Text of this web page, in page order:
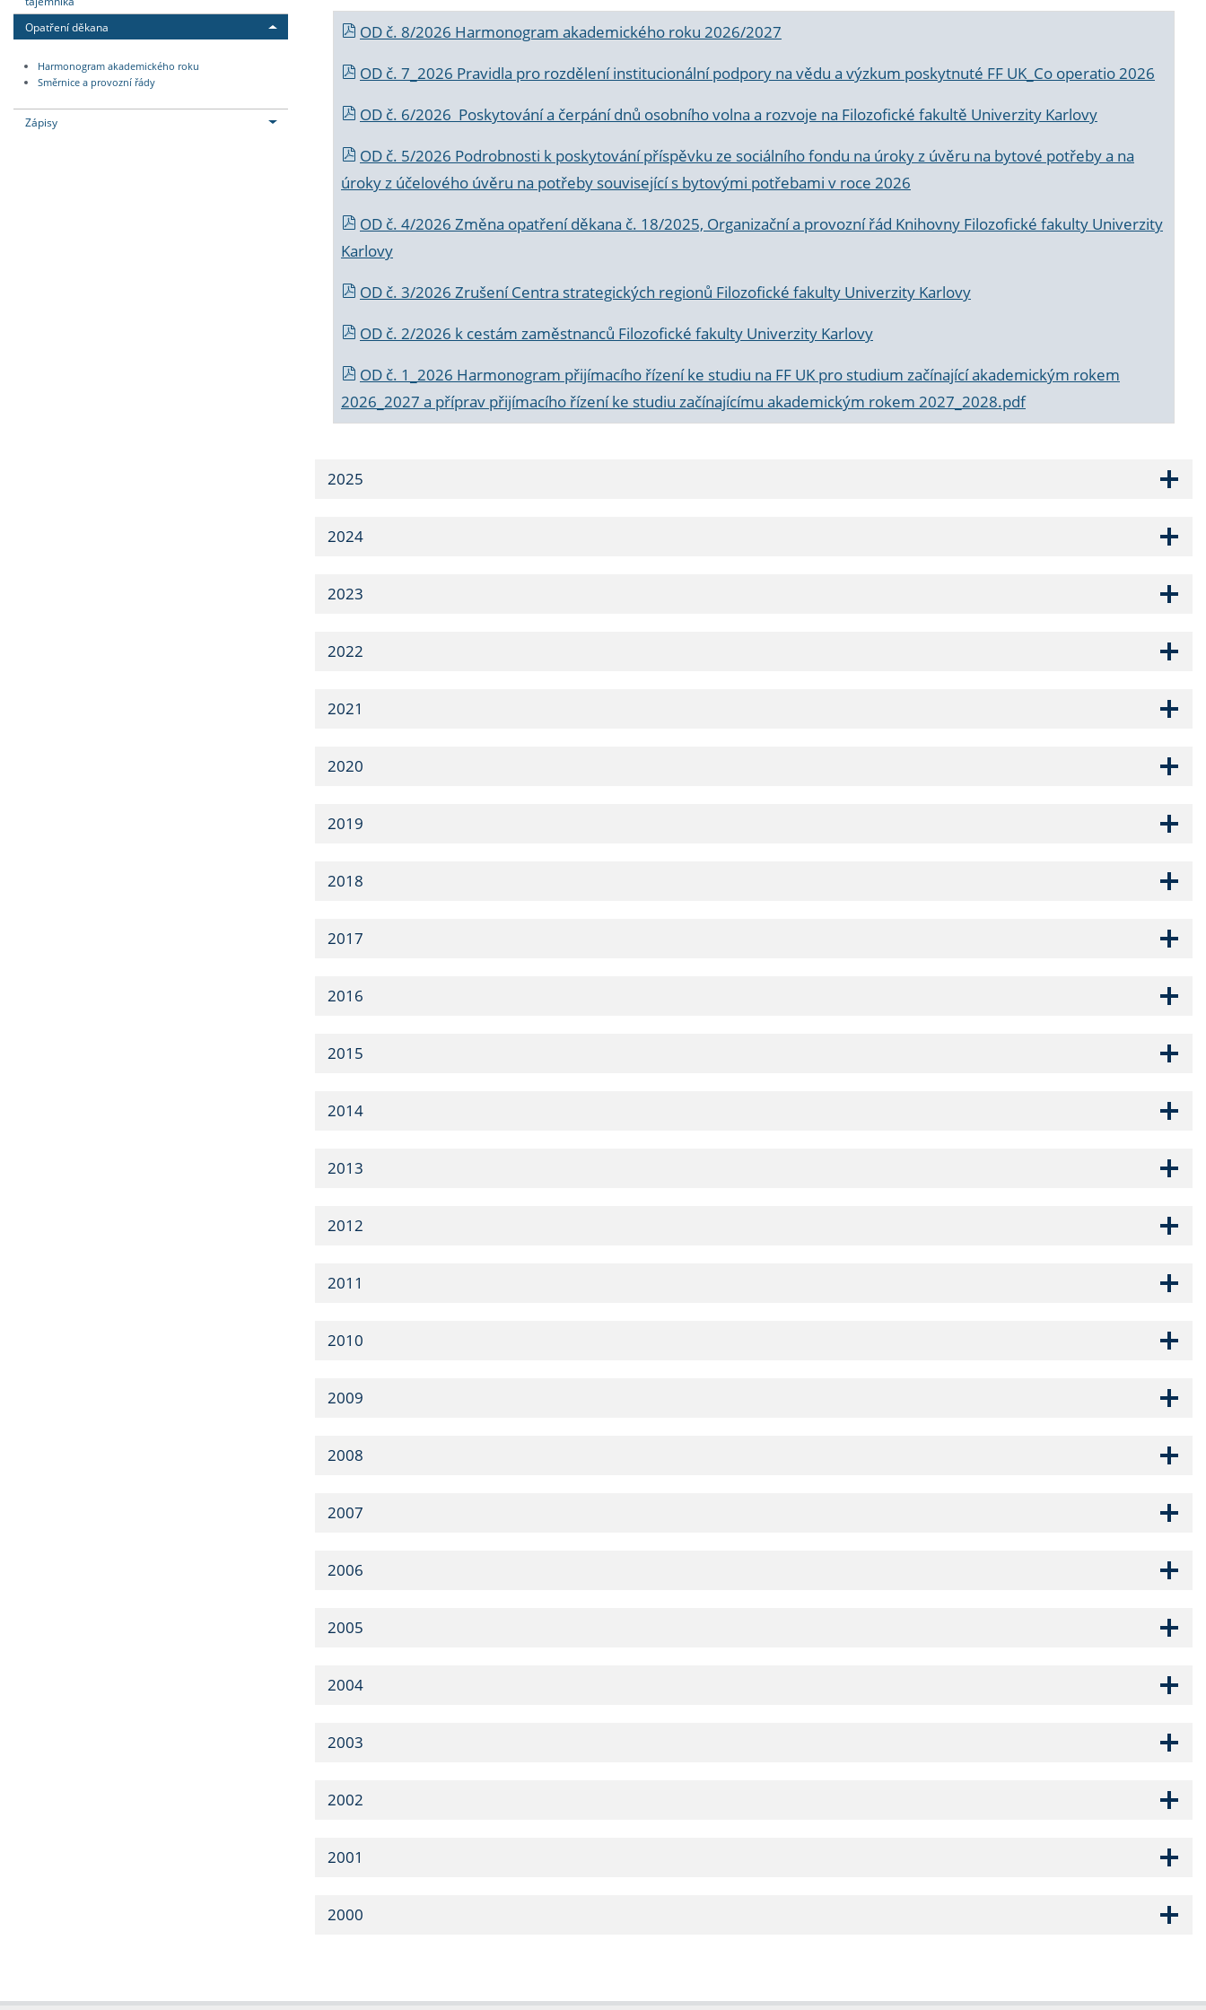
Opatření děkana
Harmonogram akademického roku
Směrnice a provozní řády
Zápisy
OD č. 8/2026 Harmonogram akademického roku 2026/2027
OD č. 7_2026 Pravidla pro rozdělení institucionální podpory na vědu a výzkum poskytnuté FF UK_Co operatio 2026
OD č. 6/2026 Poskytování a čerpání dnů osobního volna a rozvoje na Filozofické fakultě Univerzity Karlovy
OD č. 5/2026 Podrobnosti k poskytování příspěvku ze sociálního fondu na úroky z úvěru na bytové potřeby a na
úroky z účelového úvěru na potřeby související s bytovými potřebami v roce 2026
OD č. 4/2026 Změna opatření děkana č. 18/2025, Organizační a provozní řád Knihovny Filozofické fakulty Univerzity
Karlovy
OD č. 3/2026 Zrušení Centra strategických regionů Filozofické fakulty Univerzity Karlovy
OD č. 2/2026 k cestám zaměstnanců Filozofické fakulty Univerzity Karlovy
OD č. 1_2026 Harmonogram přijímacího řízení ke studiu na FF UK pro studium začínající akademickým rokem
2026_2027 a příprav přijímacího řízení ke studiu začínajícímu akademickým rokem 2027_2028.pdf
2025
2024
2023
2022
2021
2020
2019
2018
2017
2016
2015
2014
2013
2012
2011
2010
2009
2008
2007
2006
2005
2004
2003
2002
2001
2000